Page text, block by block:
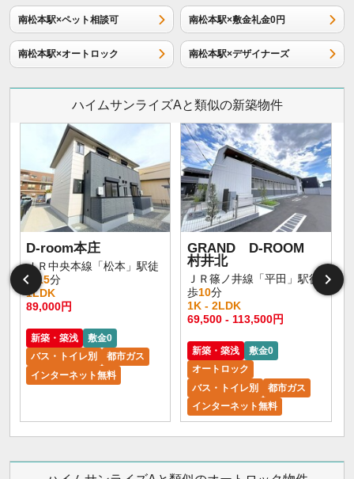
南松本駅×ペット相談可 南松本駅×敷金礼金0円
南松本駅×オートロック 南松本駅×デザイナーズ
ハイムサンライズAと類似の新築物件
D-room本庄
ＪＲ中央本線「松本」駅徒
歩
15分
1LDK
89,000円
新築・築浅
敷金0
バス・トイレ別
都市ガス
インターネット無料
GRAND D-ROOM
村井北
ＪＲ篠ノ井線「平田」駅徒
歩10分
1K - 2LDK
69,500 - 113,500円
新築・築浅
敷金0
オートロック
バス・トイレ別
都市ガス
インターネット無料